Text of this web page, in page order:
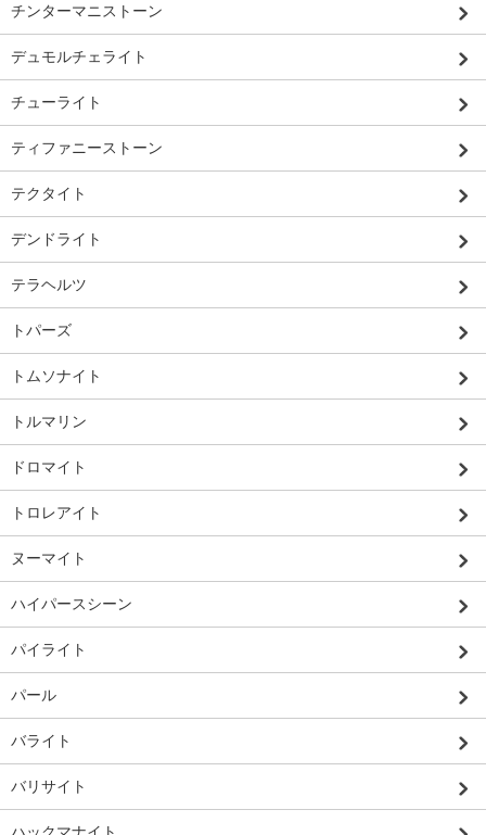
チンターマニストーン
デュモルチェライト
チューライト
ティファニーストーン
テクタイト
デンドライト
テラヘルツ
トパーズ
トムソナイト
トルマリン
ドロマイト
トロレアイト
ヌーマイト
ハイパースシーン
パイライト
パール
バライト
バリサイト
ハックマナイト